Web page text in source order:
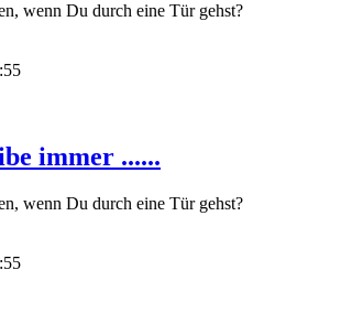
wenn Du durch eine Tür gehst?
immer ......
wenn Du durch eine Tür gehst?